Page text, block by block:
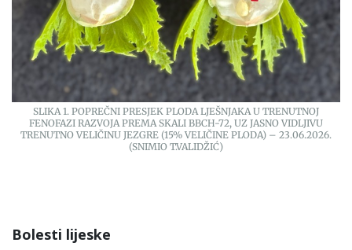
SLIKA 1. POPREČNI PRESJEK PLODA LJEŠNJAKA U TRENUTNOJ
FENOFAZI RAZVOJA PREMA SKALI BBCH-72, UZ JASNO VIDLJIVU
TRENUTNO VELIČINU JEZGRE (15% VELIČINE PLODA) – 23.06.2026.
(SNIMIO T.VALIDŽIĆ)
Bolesti lijeske